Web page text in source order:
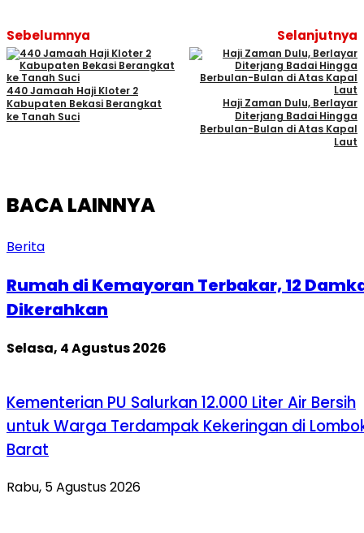
Sebelumnya
440 Jamaah Haji Kloter 2
Kabupaten Bekasi Berangkat
ke Tanah Suci
Selanjutnya
Haji Zaman Dulu, Berlayar
Diterjang Badai Hingga
Berbulan-Bulan di Atas Kapal
Laut
BACA LAINNYA
Berita
Rumah di Kemayoran Terbakar, 12
Dikerahkan
Selasa, 4 Agustus 2026
Kementerian PU Salurkan 12.000 Liter Air Bersih
untuk Warga Terdampak Kekeringan di
Barat
Rabu, 5 Agustus 2026